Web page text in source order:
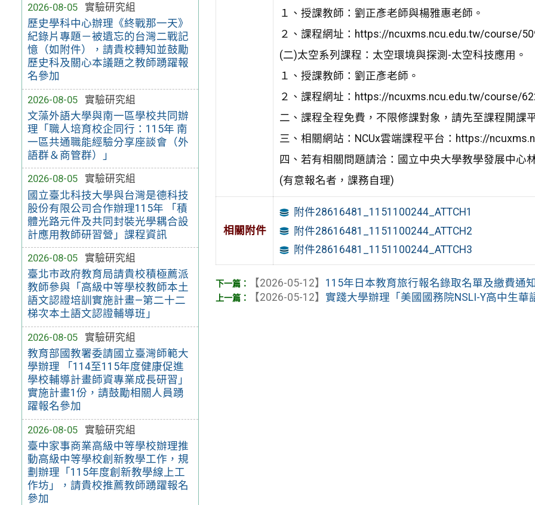
2026-08-05
實驗研究組
歷史學科中心辦理《終戰那一天》
紀錄片專題－被遺忘的台灣二戰記
憶（如附件），請貴校轉知並鼓勵
歷史科及關心本議題之教師踴躍報
名參加
2026-08-05
實驗研究組
文藻外語大學與南一區學校共同辦
理「職人培育校企同行：115年 南
一區共通職能經驗分享座談會（外
語群＆商管群）」
2026-08-05
實驗研究組
國立臺北科技大學與台灣是德科技
股份有限公司合作辦理115年 「積
體光路元件及共同封裝光學耦合設
計應用教師研習營」課程資訊
2026-08-05
實驗研究組
臺北市政府教育局請貴校積極薦派
教師參與「高級中等學校教師本土
語文認證培訓實施計畫—第二十二
梯次本土語文認證輔導班」
2026-08-05
實驗研究組
教育部國教署委請國立臺灣師範大
學辦理 「114至115年度健康促進
學校輔導計畫師資專業成長研習」
實施計畫1份，請鼓勵相關人員踴
躍報名參加
2026-08-05
實驗研究組
臺中家事商業高級中等學校辦理推
動高級中等學校創新教學工作，規
劃辦理「115年度創新教學線上工
作坊」，請貴校推薦教師踴躍報名
參加
１、授課教師：劉正彥老師與楊雅惠老師。
２、課程網址：https://ncuxms.ncu.edu.tw/course/
(二)太空系列課程：太空環境與探測-太空科技應用。
１、授課教師：劉正彥老師。
２、課程網址：https://ncuxms.ncu.edu.tw/course/
二、課程全程免費，不限修課對象，請先至課程開課
三、相關網站：NCUx雲端課程平台：https://
四、若有相關問題請洽：國立中央大學教學發展中心
(有意報名者，課務自理)
相關附件
附件28616481_1151100244_ATTCH1
附件28616481_1151100244_ATTCH2
附件28616481_1151100244_ATTCH3
【2026-05-12】 115年日本教育旅行報名錄取名單及繳費通
【2026-05-12】實踐大學辦理「美國國務院NSLI-Y高中生華